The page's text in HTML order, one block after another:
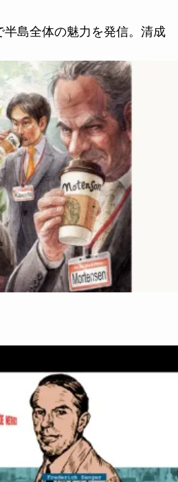
島全体の魅力を発信。清成